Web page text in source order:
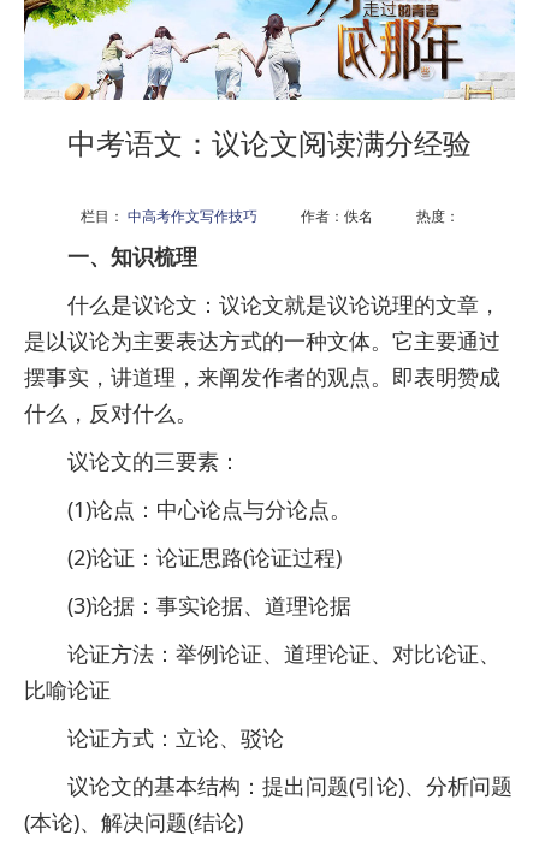
中考语文：议论文阅读满分经验
栏目： 中高考作文写作技巧作者：佚名 热度：
一、知识梳理
什么是议论文：议论文就是议论说理的文章，
是以议论为主要表达方式的一种文体。它主要通过
摆事实，讲道理，来阐发作者的观点。即表明赞成
什么，反对什么。
议论文的三要素：
(1)论点：中心论点与分论点。
(2)论证：论证思路(论证过程)
(3)论据：事实论据、道理论据
论证方法：举例论证、道理论证、对比论证、
比喻论证
论证方式：立论、驳论
议论文的基本结构：提出问题(引论)、分析问题
(本论)、解决问题(结论)